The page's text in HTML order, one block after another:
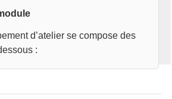
d’atelier se compose des
: